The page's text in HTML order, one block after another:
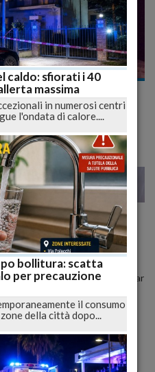
e Ritorno nel
28 29
05:26
mondo del gossip e dalle
sulle spiagge di Ibiza, torna a far
la bella ex consigliera
in bella compagnia, pare,
caratteriale Nicole è
caldo: sfiorati i 40
massima
in numerosi centri
l'ondata di calore....
bollitura: scatta
per precauzione
il consumo
della città dopo...